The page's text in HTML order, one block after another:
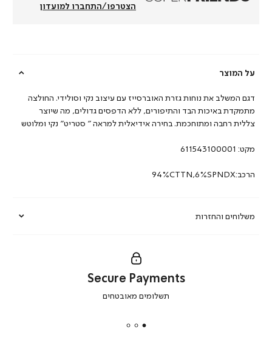
הצטרפו/התחברו למועדון
על המוצר
משלוחים והחזרות
דגם המשלב את נוחות גזרת האוברסייז עם עיצוב נקי וסולידי. החולצה
מתמקדת באיכות הבד והתיפורים, ללא הדפסים גדולים, מה שיוצר
צללית רחבה ומתוחכמת. בחירה אידיאלית למראה ” סטריט” נקי ומלוטש
מקט: 611543100001
הרכב:94%CTTN,6%SPNDX
secure
Secure Payments
תשלומים מאובטחים